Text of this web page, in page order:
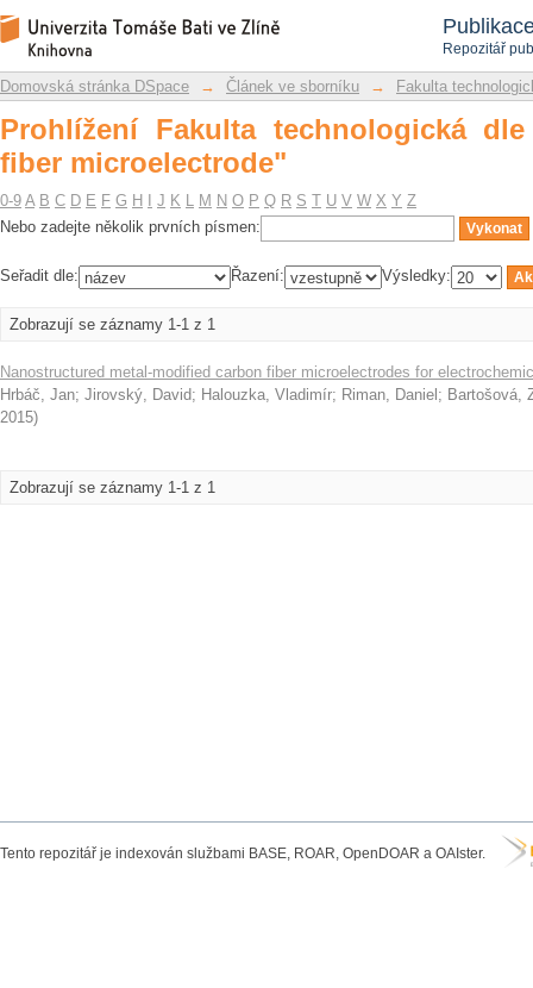
Repozitář
Prohlížení Fakulta technologická dle
Repozitář DSpace/Manakin
Domovská stránka DSpace → Článek ve sborníku → Fakulta
Prohlížení Fakulta technologická
fiber microelectrode"
0-9 A B C D E F G H J K L M N O P Q R S T U V W X Y Z
Nebo zadejte několik prvních písmen:
Seřadit dle: Řazení: Výsledky:
Zobrazují se záznamy 1-1 z 1
Nanostructured metal-modified carbon fiber microelectrodes for
Hrbáč, Jan; Jirovský, David; Halouzka, Vladimír; Riman, Daniel ; Bartošová,
2015)
Zobrazují se záznamy 1-1 z 1
Tento repozitář je indexován službami BASE, ROAR, OpenDOAR a OAIster.